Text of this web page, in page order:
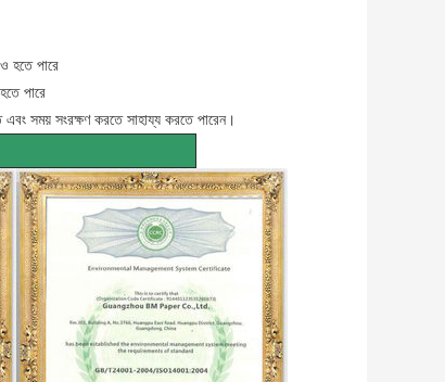
হতে পারে
পারে
সময় সংরক্ষণ করতে সাহায্য করতে পারেন।